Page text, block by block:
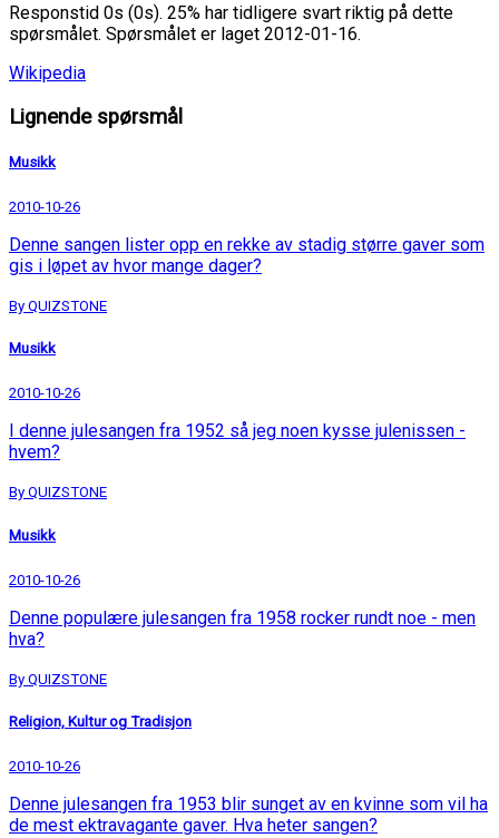
Responstid 0s (0s). 25% har tidligere svart riktig på dette
spørsmålet. Spørsmålet er laget 2012-01-16.
Wikipedia
Lignende spørsmål
Musikk
2010-10-26
Denne sangen lister opp en rekke av stadig større gaver som
gis i løpet av hvor mange dager?
By QUIZSTONE
Musikk
2010-10-26
I denne julesangen fra 1952 så jeg noen kysse julenissen -
hvem?
By QUIZSTONE
Musikk
2010-10-26
Denne populære julesangen fra 1958 rocker rundt noe - men
hva?
By QUIZSTONE
Religion, Kultur og Tradisjon
2010-10-26
Denne julesangen fra 1953 blir sunget av en kvinne som vil ha
de mest ektravagante gaver. Hva heter sangen?